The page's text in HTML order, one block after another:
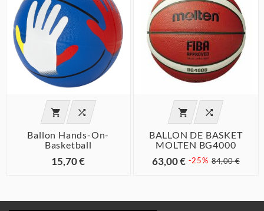
 
Ballon Hands-On-
Basketball
15,70 €
 
BALLON DE BASKET
MOLTEN BG4000
63,00 € -25% 84,00 €